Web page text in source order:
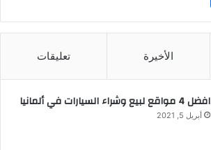
الأخيرة تعليقات
افضل 4 مواقع لبيع وشراء السيارات في ألمانيا
أبريل 5, 2021